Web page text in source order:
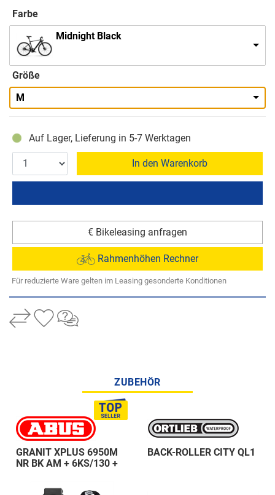
Farbe
Midnight Black
Größe
M
Auf Lager, Lieferung in 5-7 Werktagen
In den Warenkorb
€ Bikeleasing anfragen
Rahmenhöhen Rechner
Für reduzierte Ware gelten im Leasing gesonderte Konditionen
ZUBEHÖR
GRANIT XPLUS 6950M
NR BK AM + 6KS/130 +
BACK-ROLLER CITY QL1